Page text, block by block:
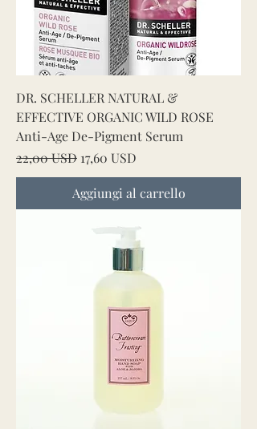
DR. SCHELLER NATURAL &
EFFECTIVE ORGANIC WILD ROSE
Anti-Age De-Pigment Serum
Prezzo regolare
22,00 USD Prezzo scontato
17,60 USD
Aggiungi al carrello